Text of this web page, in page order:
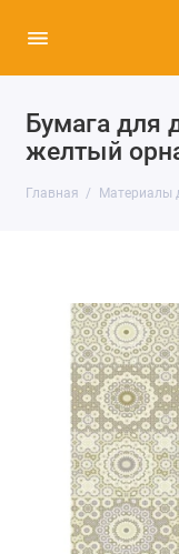
Бумага для
желтый
Главная Материалы